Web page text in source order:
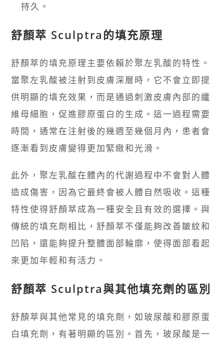
持久。
舒顏萃 Sculptra的填充原理
舒顏萃的填充原理主要依賴於聚左乳酸的特性。
當聚左乳酸被注射到皮膚深層時，它不會立即提
供明顯的填充效果，而是通過刺激皮膚內部的纖
維母細胞，促進膠原蛋白的生成。這一過程需要
時間，通常在注射後的幾週至幾個月內，患者會
逐漸看到皮膚變得更加緊緻和光滑。
此外，聚左乳酸在體內的代謝過程中不會對人體
造成傷害，因為它最終會被人體自然吸收。這種
特性使得舒顏萃成為一種安全且有效的選擇。與
傳統的填充劑相比，舒顏萃不僅能夠改善皺紋和
凹陷，還能夠提升整體面部輪廓，使得面部看起
來更加年輕和有活力。
舒顏萃 Sculptra與其他填充劑的區別
舒顏萃與其他常見的填充劑，如玻尿酸和膠原蛋
白填充劑，有著明顯的區別。首先，玻尿酸是一